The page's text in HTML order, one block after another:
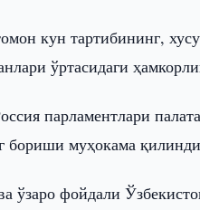
кун тартибининг,
ўртасидаги
парламентлари
бориши муҳокама
ўзаро фойдали